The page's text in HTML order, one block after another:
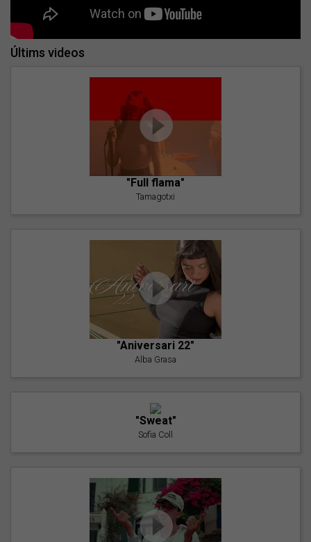
Últims videos
"Full flama"
Tamagotxi
"Aniversari 22"
Alba Grasa
"Sweat"
Sofia Coll